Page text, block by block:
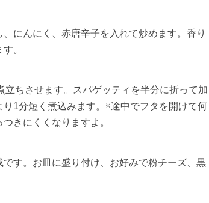
にんにく、赤唐辛子を入れて炒めます。香り
。
立ちさせます。スパゲッティを半分に折って加
1分短く煮込みます。※途中でフタを開けて何
きにくくなりますよ。
す。お皿に盛り付け、お好みで粉チーズ、黒